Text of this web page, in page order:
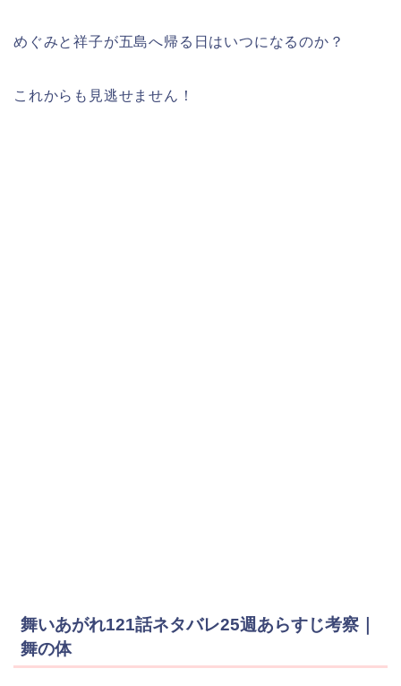
めぐみと祥子が五島へ帰る日はいつになるのか？
これからも見逃せません！
舞いあがれ121話ネタバレ25週あらすじ考察｜
舞の体